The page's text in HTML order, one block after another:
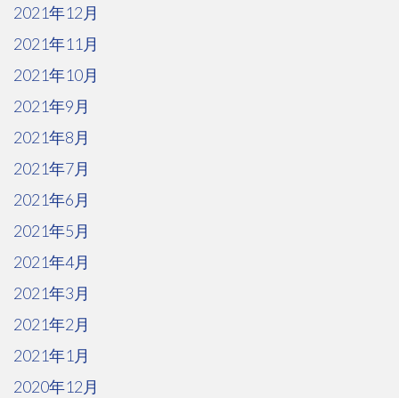
2021年12月
2021年11月
2021年10月
2021年9月
2021年8月
2021年7月
2021年6月
2021年5月
2021年4月
2021年3月
2021年2月
2021年1月
2020年12月